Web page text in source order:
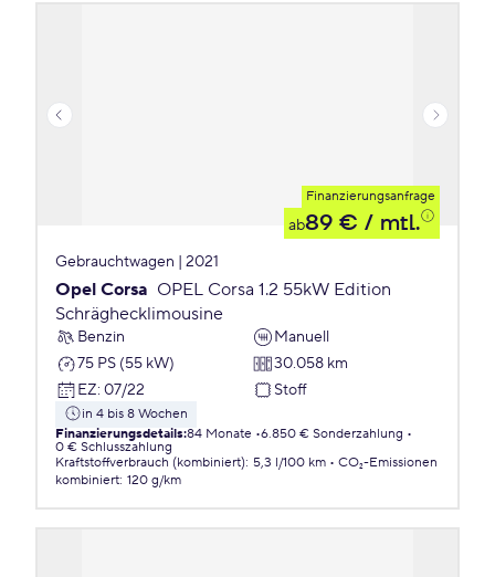
Finanzierungsanfrage
ab89 € / mtl.
Gebrauchtwagen | 2021
Opel Corsa OPEL Corsa 1.2 55kW Edition
Schräghecklimousine
Benzin
Manuell
75 PS (55 kW)
30.058 km
EZ: 07/22 Stoff
in 4 bis 8 Wochen
Finanzierungsdetails:84 Monate 6.850 € Sonderzahlung
0 € Schlusszahlung
Kraftstoffverbrauch (kombiniert): 5,3 l/100 km
CO₂-Emissionen
kombiniert: 120 g/km